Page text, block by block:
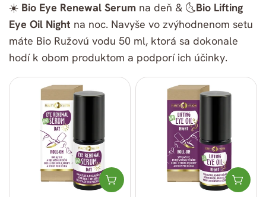
☀️ Bio Eye Renewal Serum na deň & 🌜Bio Lifting
Eye Oil Night na noc. Navyše vo zvýhodnenom setu
máte Bio Ružovú vodu 50 ml, ktorá sa dokonale
hodí k obom produktom a podporí ich účinky.
Pridať do košíka